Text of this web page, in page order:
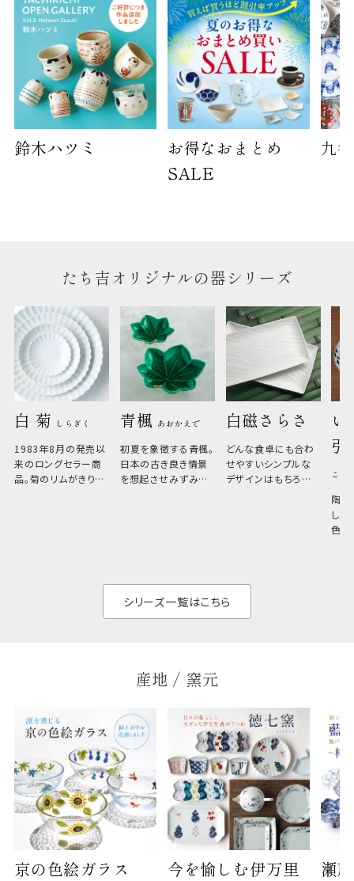
袋のサイズは当店で最適なものをご用意いたしま
す。
ご提供枚数の上限はご注文商品数となります。
天掛け包装、ギフト袋対応の商品にはおつけでき
ません。
※犬猫時計には、手提袋をお付けできません
のしについて
のしについてはこちらをご覧ください
鈴木ハツミ
お得なおまとめ
SALE
九
たち吉オリジナルの器シリーズ
白 菊 しらぎく
1983年8月の発売以
来のロングセラー商
品。菊のリムがきりっ
青楓 あおかえで
初夏を象徴する青楓。
日本の古き良き情景
を想起させみずみず
白磁さらさ
どんな食卓にも合わ
せやすいシンプルな
デザインはもちろん、
い
こひ
陶器
しい
色の
シリーズ一覧はこちら
産地 / 窯元
京の色絵ガラス
今を愉しむ伊万里
瀬